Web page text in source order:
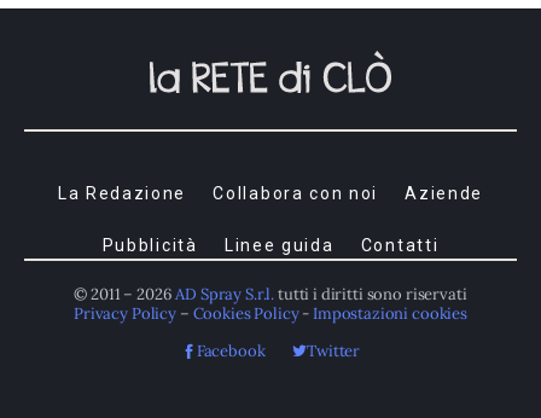
La Redazione Collabora con noi Aziende
Pubblicità Linee guida Contatti
© 2011 – 2026AD Spray S.r.l.tutti i diritti sono riservati
Privacy Policy– Cookies Policy-Impostazioni cookies
Facebook
Twitter